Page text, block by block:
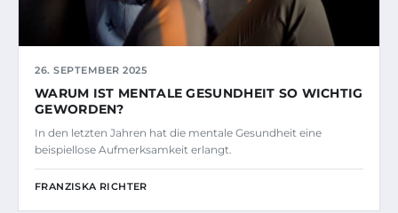
26. SEPTEMBER 2025
WARUM IST MENTALE GESUNDHEIT SO WICHTIG
GEWORDEN?
In den letzten Jahren hat die mentale Gesundheit eine
beispiellose Aufmerksamkeit erlangt.
FRANZISKA RICHTER